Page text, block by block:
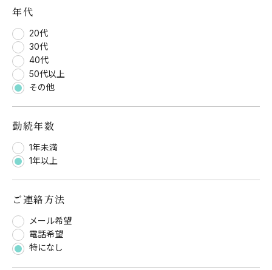
年代
20代
30代
40代
50代以上
その他
勤続年数
1年未満
1年以上
ご連絡方法
メール希望
電話希望
特になし